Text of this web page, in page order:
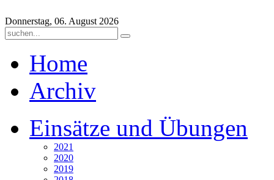
Donnerstag, 06. August 2026
Home
Archiv
Einsätze und Übungen
2021
2020
2019